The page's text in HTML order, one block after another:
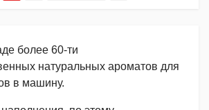
более 60-ти
натуральных ароматов для
в машину.